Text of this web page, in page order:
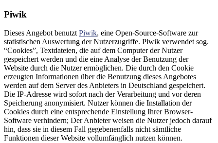
Piwik
Dieses Angebot benutzt Piwik, eine Open-Source-Software zur
statistischen Auswertung der Nutzerzugriffe. Piwik verwendet sog.
“Cookies”, Textdateien, die auf dem Computer der Nutzer
gespeichert werden und die eine Analyse der Benutzung der
Website durch die Nutzer ermöglichen. Die durch den Cookie
erzeugten Informationen über die Benutzung dieses Angebotes
werden auf dem Server des Anbieters in Deutschland gespeichert.
Die IP-Adresse wird sofort nach der Verarbeitung und vor deren
Speicherung anonymisiert. Nutzer können die Installation der
Cookies durch eine entsprechende Einstellung Ihrer Browser-
Software verhindern; Der Anbieter weisen die Nutzer jedoch darauf
hin, dass sie in diesem Fall gegebenenfalls nicht sämtliche
Funktionen dieser Website vollumfänglich nutzen können.